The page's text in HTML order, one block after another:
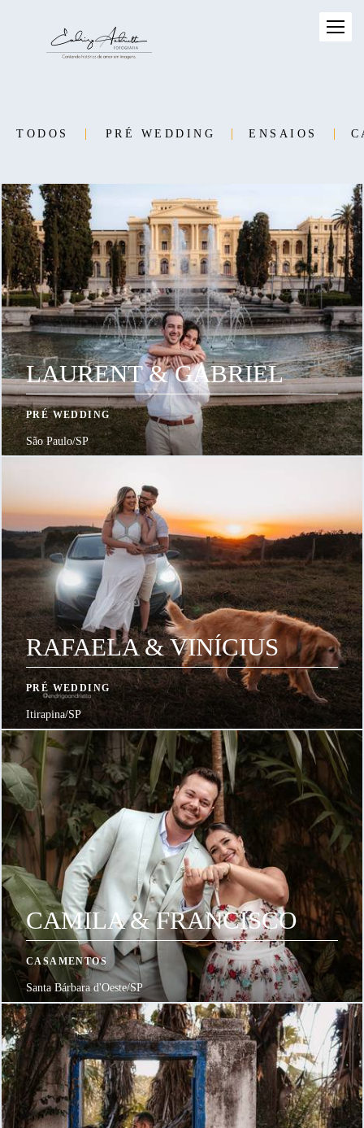
TODOS PRÉ WEDDING ENSAIOS
LAURENT & GABRIEL
PRÉ WEDDING
São Paulo/SP
RAFAELA & VINÍCIUS
PRÉ WEDDING
Itirapina/SP
CAMILA & FRANCISCO
CASAMENTOS
Santa Bárbara d'Oeste/SP